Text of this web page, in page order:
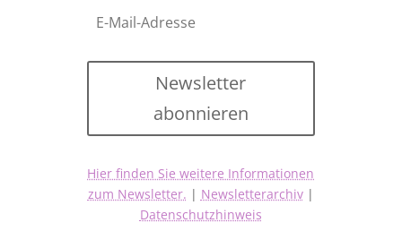
Newsletter
abonnieren
Hier finden Sie weitere Informationen
zum Newsletter. | Newsletterarchiv|
Datenschutzhinweis